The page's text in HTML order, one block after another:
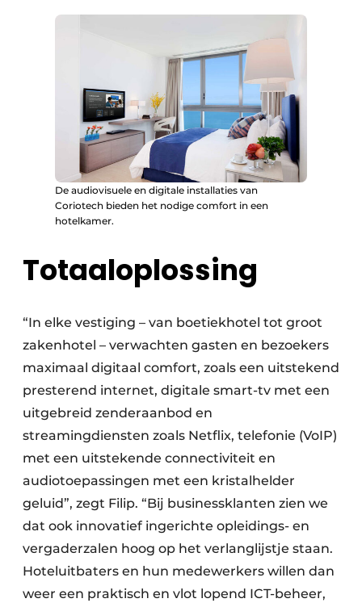
De audiovisuele en digitale installaties van
Coriotech bieden het nodige comfort in een
hotelkamer.
Totaaloplossing
“In elke vestiging – van boetiekhotel tot groot
zakenhotel – verwachten gasten en bezoekers
maximaal digitaal comfort, zoals een uitstekend
presterend internet, digitale smart-tv met een
uitgebreid zenderaanbod en
streamingdiensten zoals Netflix, telefonie (VoIP)
met een uitstekende connectiviteit en
audiotoepassingen met een kristalhelder
geluid”, zegt Filip. “Bij businessklanten zien we
dat ook innovatief ingerichte opleidings- en
vergaderzalen hoog op het verlanglijstje staan.
Hoteluitbaters en hun medewerkers willen dan
weer een praktisch en vlot lopend ICT-beheer,